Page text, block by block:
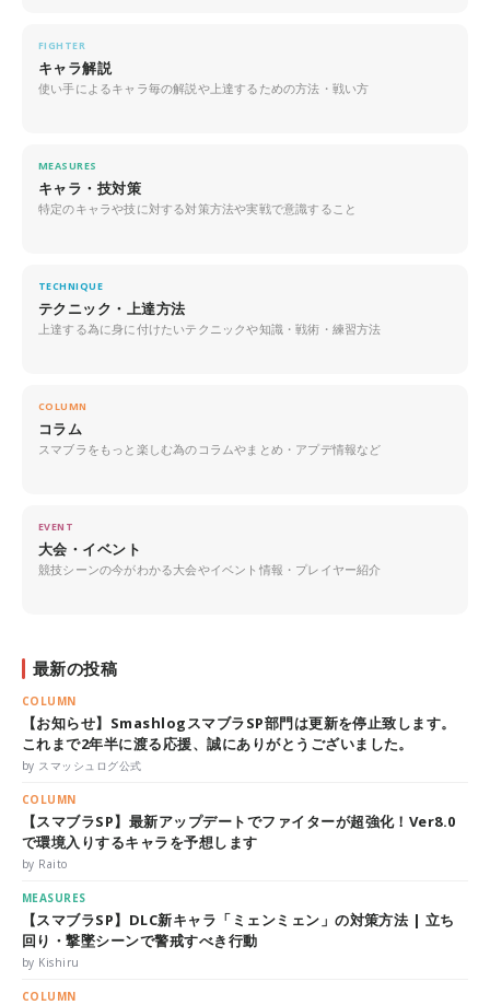
FIGHTER
キャラ解説
使い手によるキャラ毎の解説や上達するための方法・戦い方
MEASURES
キャラ・技対策
特定のキャラや技に対する対策方法や実戦で意識すること
TECHNIQUE
テクニック・上達方法
上達する為に身に付けたいテクニックや知識・戦術・練習方法
COLUMN
コラム
スマブラをもっと楽しむ為のコラムやまとめ・アプデ情報など
EVENT
大会・イベント
競技シーンの今がわかる大会やイベント情報・プレイヤー紹介
最新の投稿
COLUMN
【お知らせ】SmashlogスマブラSP部門は更新を停止致します。
これまで2年半に渡る応援、誠にありがとうございました。
by スマッシュログ公式
COLUMN
【スマブラSP】最新アップデートでファイターが超強化！Ver8.0
で環境入りするキャラを予想します
by Raito
MEASURES
【スマブラSP】DLC新キャラ「ミェンミェン」の対策方法 | 立ち
回り・撃墜シーンで警戒すべき行動
by Kishiru
COLUMN